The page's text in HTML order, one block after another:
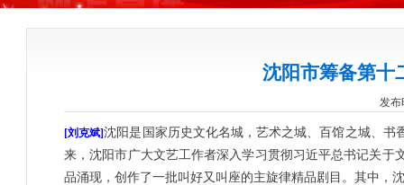
沈阳市筹备第十
发布
[刘克斌]沈阳是国家历史文化名城，艺术之城、百馆之城、
来，沈阳市广大文艺工作者深入学习贯彻习近平总书记关
品涌现，创作了一批叫好又叫座的主旋律精品剧目。其中，